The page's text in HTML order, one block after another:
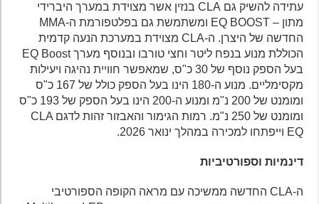
עתידה להשיק גם CLA בנזין אשר מצוידת במערך היברידי
מתון – EQ BOOST ומשתמשת גם בפלטפורמת ה-MMA
החדשה של היצרן. ה-CLA מצוידת במערכת הנעה קדמית
הכוללת מנוע בנפח ליטר וחצי טורבו ובנוסף מערך EQ Boost
בעל הספק נוסף של 30 כ"ס, שמאפשר חוויית נהיגה ויעילות
מקסימליים. מנוע ה-180 הינו בעל הספק כולל של 167 כ"ס
ומומנט של 200 נ"מ ומנוע ה-200 הינו בעל הספק של 193 כ"ס
ומומנט של 250 נ"מ. רמות הגימור והאבזור זהות לדגם CLA
EQ וייפתחו למכירה במהלך ינואר 2026.
דינמיות וספורטיביות
ה-CLA החדשה ממשיכה עם מראה הקופה הספורטיבי